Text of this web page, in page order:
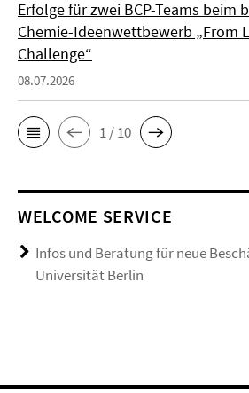
Erfolge für zwei BCP-Teams beim
Chemie-Ideenwettbewerb „From
Challenge“
08.07.2026
1 / 10
WELCOME SERVICE
Infos und Beratung für neue
Universität Berlin